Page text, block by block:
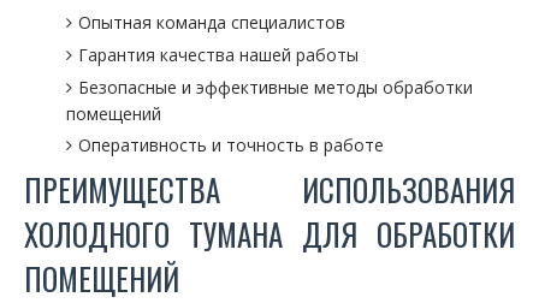
Опытная команда специалистов
Гарантия качества нашей работы
Безопасные и эффективные методы обработки
помещений
Оперативность и точность в работе
ПРЕИМУЩЕСТВА ИСПОЛЬЗОВАНИЯ
ХОЛОДНОГО ТУМАНА ДЛЯ ОБРАБОТКИ
ПОМЕЩЕНИЙ